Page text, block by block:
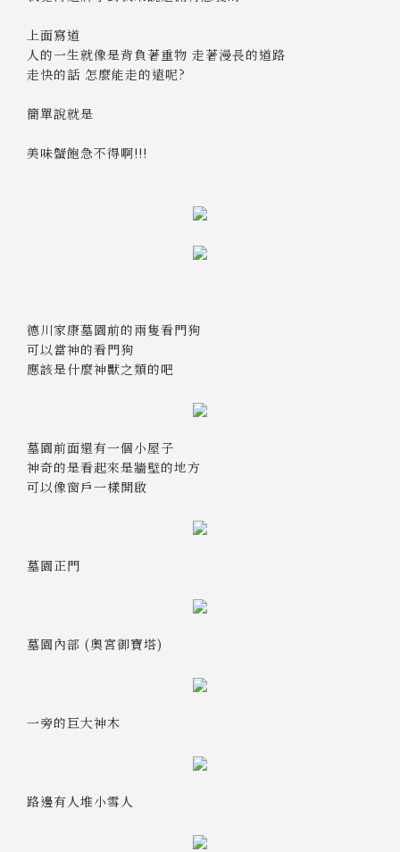
上面寫道
人的一生就像是背負著重物 走著漫長的道路
走快的話 怎麼能走的遠呢?
簡單說就是
美味蟹飽急不得啊!!!
德川家康墓園前的兩隻看門狗
可以當神的看門狗
應該是什麼神獸之類的吧
墓園前面還有一個小屋子
神奇的是看起來是牆壁的地方
可以像窗戶一樣開啟
墓園正門
墓園內部 (奧宮御寶塔)
一旁的巨大神木
路邊有人堆小雪人